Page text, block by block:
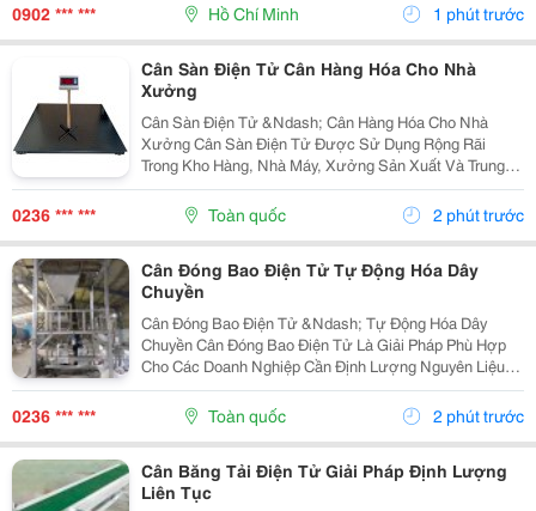
0902 *** *** Hồ Chí Minh 1 phút trước
Cân Sàn Điện Tử Cân Hàng Hóa Cho Nhà
Xưởng
Cân Sàn Điện Tử &Ndash; Cân Hàng Hóa Cho Nhà
Xưởng Cân Sàn Điện Tử Được Sử Dụng Rộng Rãi
Trong Kho Hàng, Nhà Máy, Xưởng Sản Xuất Và Trung
Tâm Logistics Nhờ Khả Năng Cân Các Loại Hàng Hóa,
Pallet Và Xe Đẩy Thuận Tiện. Nam Lộc Cung Cấp Và
Lắp Đặt...
0236 *** *** Toàn quốc 2 phút trước
Cân Đóng Bao Điện Tử Tự Động Hóa Dây
Chuyền
Cân Đóng Bao Điện Tử &Ndash; Tự Động Hóa Dây
Chuyền Cân Đóng Bao Điện Tử Là Giải Pháp Phù Hợp
Cho Các Doanh Nghiệp Cần Định Lượng Nguyên Liệu
Nhanh, Chính Xác Và Giảm Phụ Thuộc Vào Thao Tác
Thủ Công. Nam Lộc Chuyên Thiết Kế &Ndash; Chế Tạo
&Ndash;...
0236 *** *** Toàn quốc 2 phút trước
Cân Băng Tải Điện Tử Giải Pháp Định Lượng
Liên Tục